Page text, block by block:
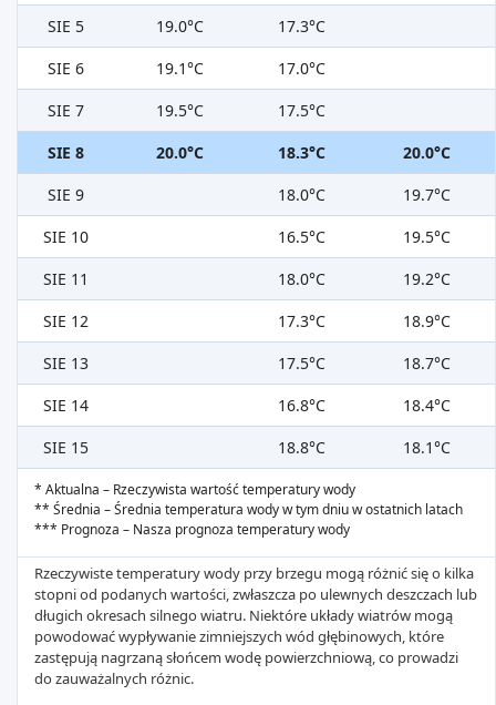
SIE 5
19.0°C
17.3°C
SIE 6
19.1°C
17.0°C
SIE 7
19.5°C
17.5°C
SIE 8
20.0°C 18.3°C
20.0°C
SIE 9
18.0°C
19.7°C
SIE 10
16.5°C
19.5°C
SIE 11
18.0°C
19.2°C
SIE 12
17.3°C
18.9°C
SIE 13
17.5°C
18.7°C
SIE 14
16.8°C
18.4°C
SIE 15
18.8°C 18.1°C
* Aktualna – Rzeczywista wartość temperatury wody
** Średnia – Średnia temperatura wody w tym dniu w ostatnich latach
*** Prognoza – Nasza prognoza temperatury wody
Rzeczywiste temperatury wody przy brzegu mogą różnić się o kilka
stopni od podanych wartości, zwłaszcza po ulewnych deszczach lub
długich okresach silnego wiatru. Niektóre układy wiatrów mogą
powodować wypływanie zimniejszych wód głębinowych, które
zastępują nagrzaną słońcem wodę powierzchniową, co prowadzi
do zauważalnych różnic.